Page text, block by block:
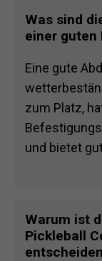
Was sind
einer guten
Eine gute
zum Platz,
und bietet
Warum ist
Pickleball